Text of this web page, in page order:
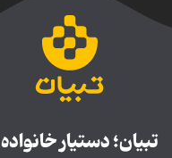
تبیان؛ دستیار خانواده